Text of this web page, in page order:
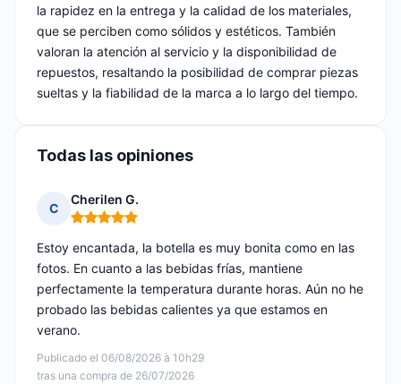
la rapidez en la entrega y la calidad de los materiales,
que se perciben como sólidos y estéticos. También
valoran la atención al servicio y la disponibilidad de
repuestos, resaltando la posibilidad de comprar piezas
sueltas y la fiabilidad de la marca a lo largo del tiempo.
Todas las opiniones
C
Cherilen G.
Nota: 5 de 5
Publicado el 06/08/2026 à 10h29
tras una compra de 26/07/2026
Estoy encantada, la botella es muy bonita como en las
fotos. En cuanto a las bebidas frías, mantiene
perfectamente la temperatura durante horas. Aún no he
probado las bebidas calientes ya que estamos en
verano.